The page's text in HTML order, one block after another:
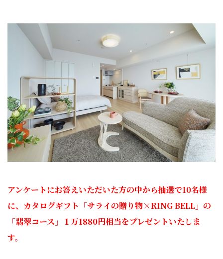
アンケートにお答えいただいた方の中から抽選で10名様
に、 カタログギフト 「サライの贈り物×RING BELL」の
「翡翠コース」１万1880円相当をプレゼントいたしま
す。